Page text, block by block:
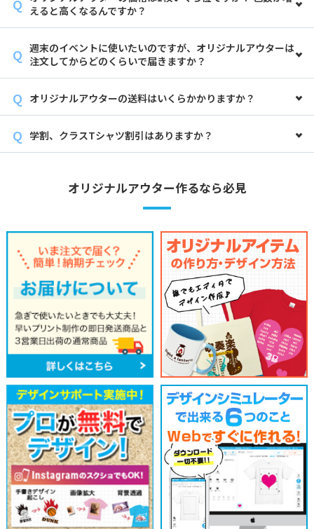
えると高くなるんですか？
週末のイベントに使いたいのですが、オリジナルアウターは
注文してからどのくらいで届きますか？
オリジナルアウターの送料はいくらかかりますか？
学割、クラスTシャツ割引はありますか？
オリジナルアウター作るなら必見